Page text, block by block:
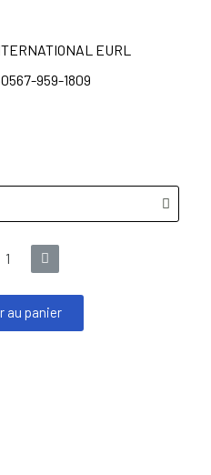
EURL
959-1809
au panier